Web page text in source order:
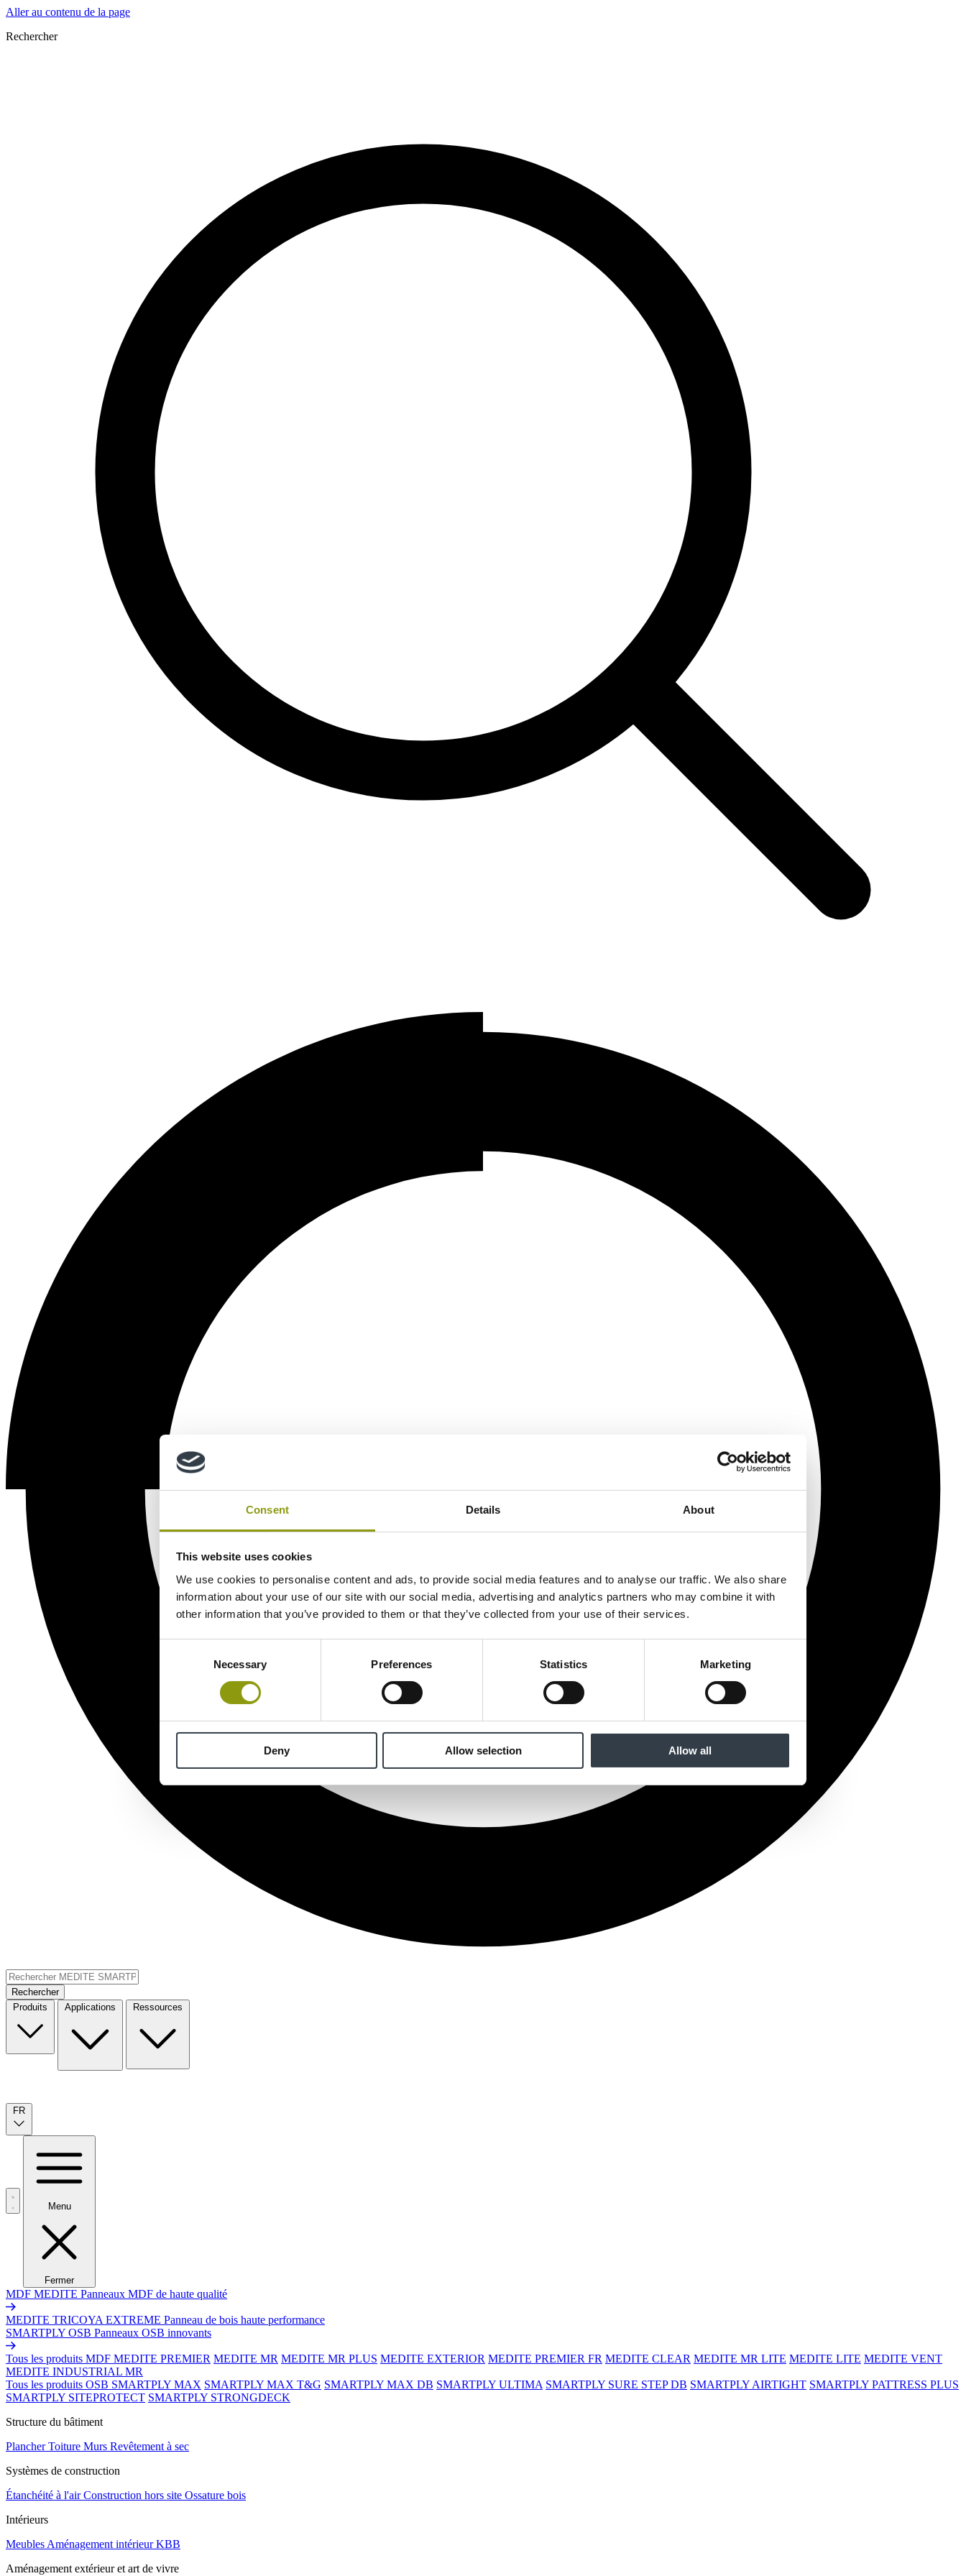
Consent Details About
This website uses cookies
We use cookies to personalise content and ads, to provide social media features and to analyse our traffic. We also share
information about your use of our site with our social media, advertising and analytics partners who may combine it with
other information that you’ve provided to them or that they’ve collected from your use of their services.
Necessary Preferences Statistics Marketing
Deny Allow selection Allow all
Aller au contenu de la page
Rechercher
Rechercher
Produits
Applications Ressources
FR
Menu
Fermer
MDF MEDITE Panneaux MDF de haute qualité
MEDITE TRICOYA EXTREME Panneau de bois haute performance
SMARTPLY OSB Panneaux OSB innovants
Tous les produits MDF MEDITE PREMIER MEDITE MR MEDITE MR PLUS MEDITE EXTERIOR MEDITE PREMIER FR MEDITE CLEAR MEDITE MR LITE MEDITE LITE MEDITE VENT
MEDITE INDUSTRIAL MR
Tous les produits OSB SMARTPLY MAX SMARTPLY MAX T&G SMARTPLY MAX DB SMARTPLY ULTIMA SMARTPLY SURE STEP DB SMARTPLY AIRTIGHT SMARTPLY PATTRESS PLUS
SMARTPLY SITEPROTECT SMARTPLY STRONGDECK
Structure du bâtiment
PlancherToiture Murs Revêtement à sec
Systèmes de construction
Étanchéité à l'airConstruction hors site Ossature bois
Intérieurs
Meubles Aménagement intérieurKBB
Aménagement extérieur et art de vivre